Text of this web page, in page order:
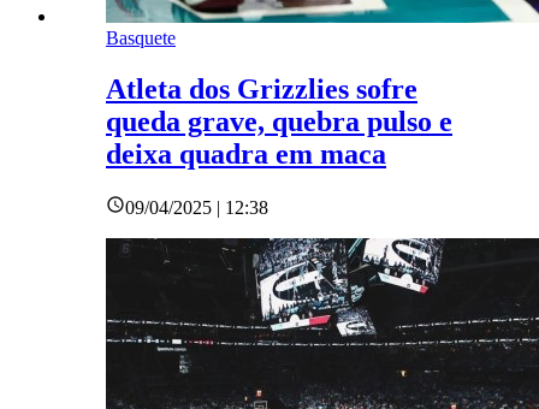
Basquete
Atleta dos Grizzlies sofre
queda grave, quebra pulso e
deixa quadra em maca
09/04/2025 | 12:38